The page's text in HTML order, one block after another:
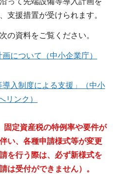
支援措置が受けられます。
の資料をご覧ください。
について（中小企業庁）
入制度による支援」（中小
リンク）
固定資産税の特例率や要件が
い、各種申請様式等が変更
を行う際は、必ず新様式を
は受付ができません）。